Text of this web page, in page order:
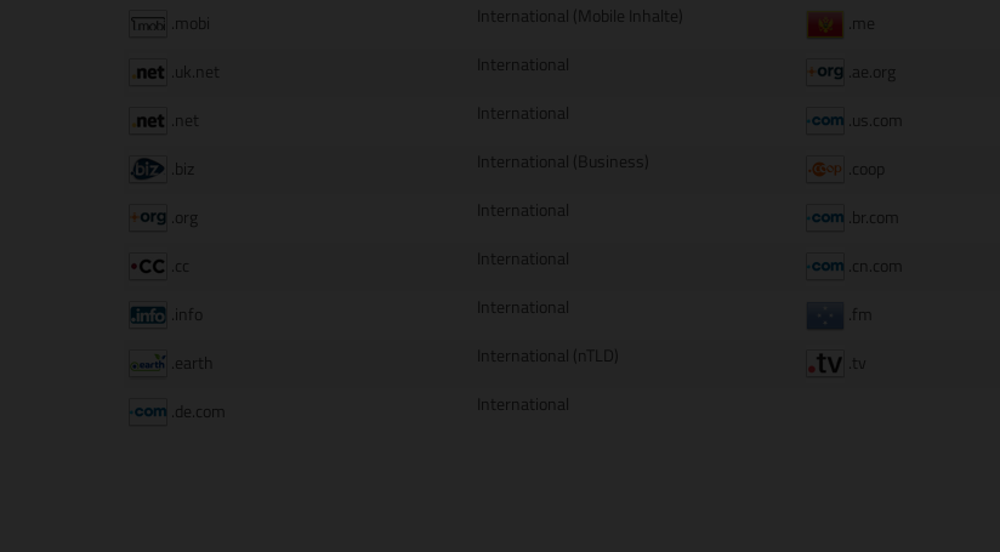
.mobi International (Mobile Inhalte) .me
.uk.net International .ae.org
.net International .us.com
.biz International (Business) .coop
.org International .br.com
.cc International .cn.com
.info International .fm
.earth International (nTLD) .tv
.de.com International